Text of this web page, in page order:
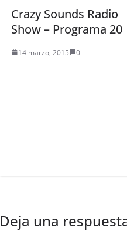
Crazy Sounds Radio
Show – Programa 20
14 marzo, 2015 0
Deja una